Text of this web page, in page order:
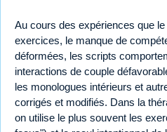
Au cours des expériences que
exercices, le manque de
déformées, les scripts
interactions de couple
les monologues intérieurs et
corrigés et modifiés. Dans la
on utilise le plus souvent les